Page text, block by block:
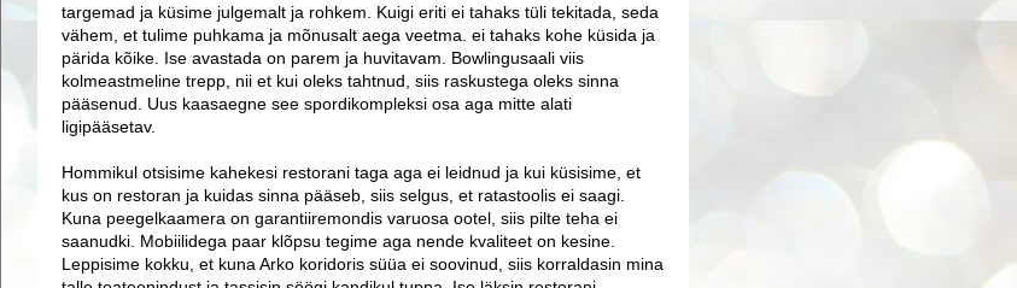
targemad ja küsime julgemalt ja rohkem. Kuigi eriti ei tahaks tüli tekitada, seda
vähem, et tulime puhkama ja mõnusalt aega veetma. ei tahaks kohe küsida ja
pärida kõike. Ise avastada on parem ja huvitavam. Bowlingusaali viis
kolmeastmeline trepp, nii et kui oleks tahtnud, siis raskustega oleks sinna
pääsenud. Uus kaasaegne see spordikompleksi osa aga mitte alati
ligipääsetav.
Hommikul otsisime kahekesi restorani taga aga ei leidnud ja kui küsisime, et
kus on restoran ja kuidas sinna pääseb, siis selgus, et ratastoolis ei saagi.
Kuna peegelkaamera on garantiiremondis varuosa ootel, siis pilte teha ei
saanudki. Mobiilidega paar klõpsu tegime aga nende kvaliteet on kesine.
Leppisime kokku, et kuna Arko koridoris süüa ei soovinud, siis korraldasin mina